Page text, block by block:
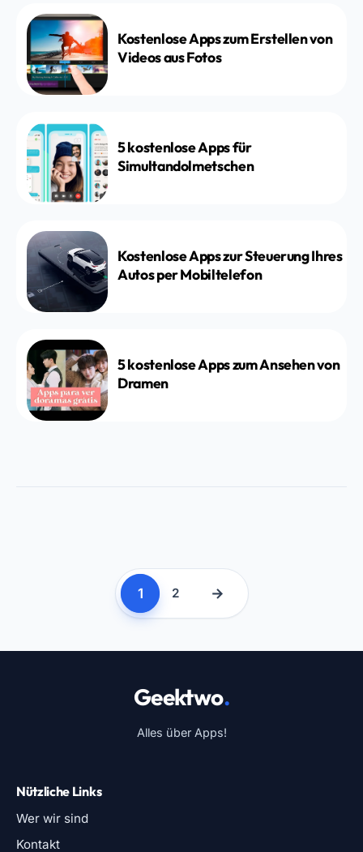
Kostenlose Apps zum Erstellen von
Videos aus Fotos
5 kostenlose Apps für
Simultandolmetschen
Kostenlose Apps zur Steuerung Ihres
Autos per Mobiltelefon
5 kostenlose Apps zum Ansehen von
Dramen
1 2 →
Geektwo.
Alles über Apps!
Nützliche Links
Wer wir sind
Kontakt